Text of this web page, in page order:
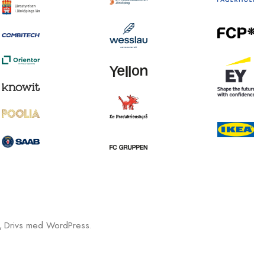
,Drivs med WordPress.